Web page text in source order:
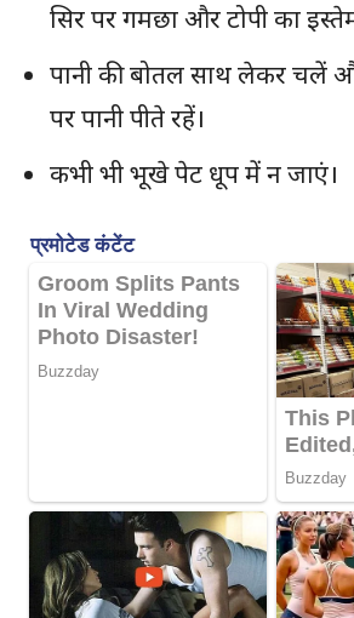
सिर पर गमछा और टोपी का
पानी की बोतल साथ लेकर चलें
पर पानी पीते रहें।
कभी भी भूखे पेट धूप में न जाएं।